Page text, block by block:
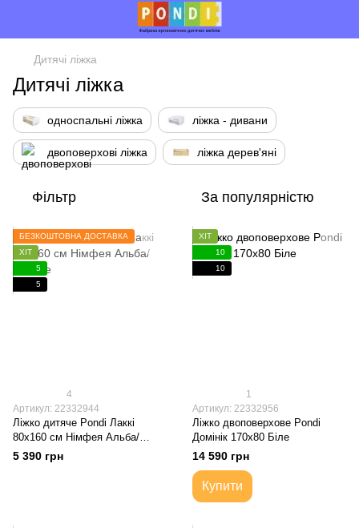
Дитячі ліжка
Дитячі ліжка
односпальні ліжка ліжка - дивани
двоповерхові ліжка ліжка дерев'яні
Фільтр За популярністю
БЕЗКОШТОВНА ДОСТАВКА
ХІТ
5
5
4
Артикул: 22332944
Ліжко дитяче Pondi Лаккі
80х160 см Німфея Альба/
Зелене
5 390 грн
ХІТ
10
10
1
Артикул: 22332956
Ліжко двоповерхове Pondi
Домінік 170х80 Біле
14 590 грн
Купити